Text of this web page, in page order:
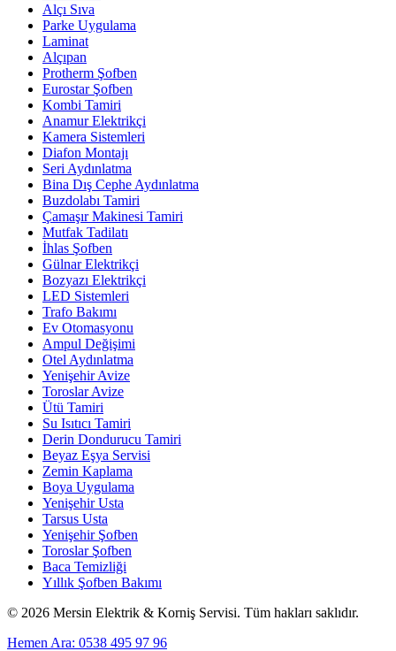
Alçı Sıva
Parke Uygulama
Laminat
Alçıpan
Protherm Şofben
Eurostar Şofben
Kombi Tamiri
Anamur Elektrikçi
Kamera Sistemleri
Diafon Montajı
Seri Aydınlatma
Bina Dış Cephe Aydınlatma
Buzdolabı Tamiri
Çamaşır Makinesi Tamiri
Mutfak Tadilatı
İhlas Şofben
Gülnar Elektrikçi
Bozyazı Elektrikçi
LED Sistemleri
Trafo Bakımı
Ev Otomasyonu
Ampul Değişimi
Otel Aydınlatma
Yenişehir Avize
Toroslar Avize
Ütü Tamiri
Su Isıtıcı Tamiri
Derin Dondurucu Tamiri
Beyaz Eşya Servisi
Zemin Kaplama
Boya Uygulama
Yenişehir Usta
Tarsus Usta
Yenişehir Şofben
Toroslar Şofben
Baca Temizliği
Yıllık Şofben Bakımı
© 2026 Mersin Elektrik & Korniş Servisi. Tüm hakları saklıdır.
Hemen Ara: 0538 495 97 96